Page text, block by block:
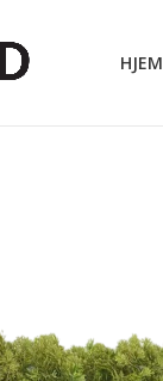
HJEM